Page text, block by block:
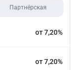
Партнёрская
от 7,20%
от 7,20%